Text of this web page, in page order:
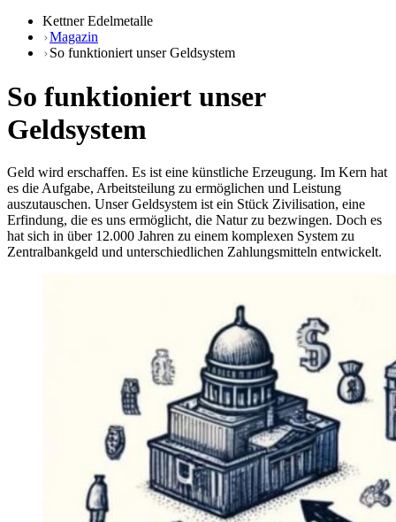
Kettner Edelmetalle
Magazin
So funktioniert unser Geldsystem
So funktioniert unser
Geldsystem
Geld wird erschaffen. Es ist eine künstliche Erzeugung. Im Kern hat
es die Aufgabe, Arbeitsteilung zu ermöglichen und Leistung
auszutauschen. Unser Geldsystem ist ein Stück Zivilisation, eine
Erfindung, die es uns ermöglicht, die Natur zu bezwingen. Doch es
hat sich in über 12.000 Jahren zu einem komplexen System zu
Zentralbankgeld und unterschiedlichen Zahlungsmitteln entwickelt.